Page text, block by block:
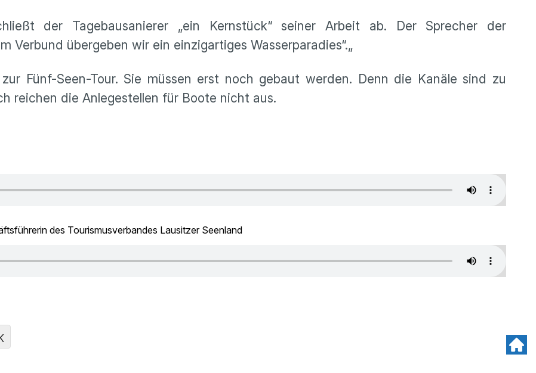
der Tagebausanierer „ein Kernstück“ seiner Arbeit ab. Der Sprecher der
Verbund übergeben wir ein einzigartiges Wasserparadies“.„
Fünf-Seen-Tour. Sie müssen erst noch gebaut werden. Denn die Kanäle sind zu
reichen die Anlegestellen für Boote nicht aus.
des Tourismusverbandes Lausitzer Seenland